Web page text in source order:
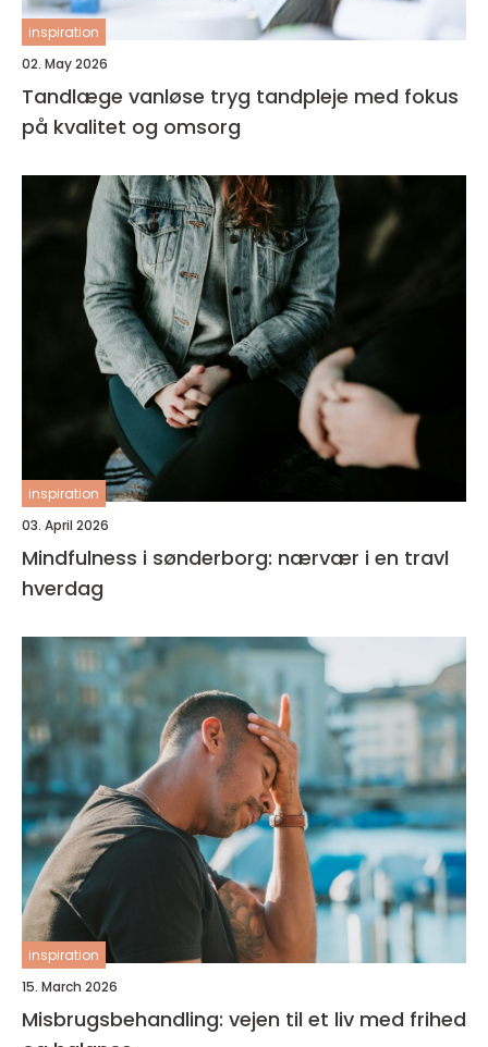
inspiration
02. May 2026
Tandlæge vanløse tryg tandpleje med fokus
på kvalitet og omsorg
inspiration
03. April 2026
Mindfulness i sønderborg: nærvær i en travl
hverdag
inspiration
15. March 2026
Misbrugsbehandling: vejen til et liv med frihed